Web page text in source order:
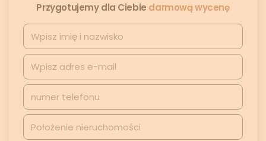
Przygotujemy dla Ciebie darmową wycenę